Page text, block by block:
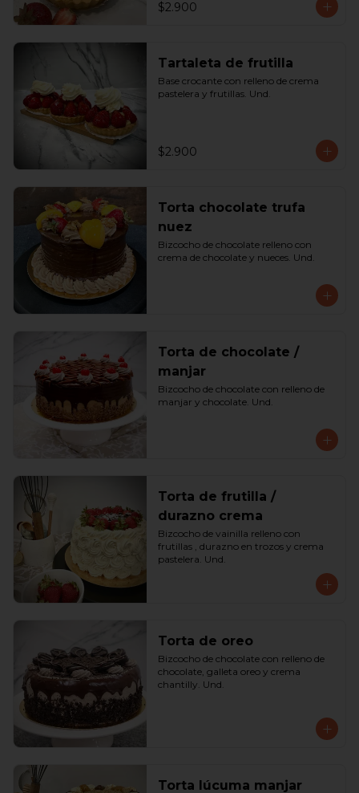
$2.900
Tartaleta de frutilla
Base crocante con relleno de crema
pastelera y frutillas. Und.
$2.900
Torta chocolate trufa
nuez
Bizcocho de chocolate relleno con
crema de chocolate y nueces. Und.
Torta de chocolate /
manjar
Bizcocho de chocolate con relleno de
manjar y chocolate. Und.
Torta de frutilla /
durazno crema
Bizcocho de vainilla relleno con
frutillas , durazno en trozos y crema
pastelera. Und.
Torta de oreo
Bizcocho de chocolate con relleno de
chocolate, galleta oreo y crema
chantilly. Und.
Torta lúcuma manjar